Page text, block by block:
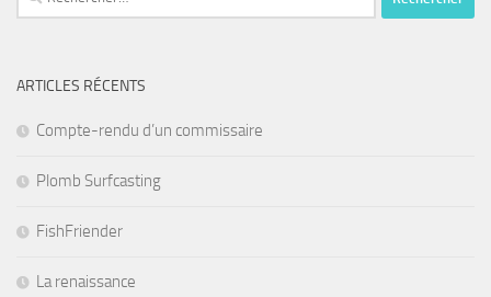
ARTICLES RÉCENTS
Compte-rendu d’un commissaire
Plomb Surfcasting
FishFriender
La renaissance